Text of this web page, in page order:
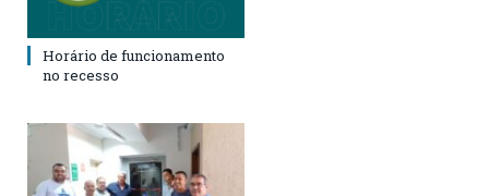
Horário de funcionamento
no recesso